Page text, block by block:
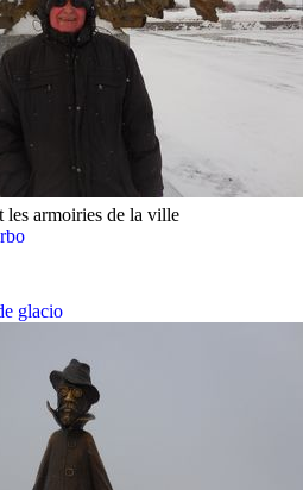
les armoiries de la ville
glacio